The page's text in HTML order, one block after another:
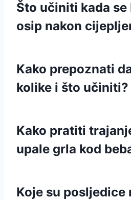
Što učiniti kada
osip nakon
Kako prepoznati
kolike i što učiniti?
Kako pratiti
upale grla kod
Koje su posljedice